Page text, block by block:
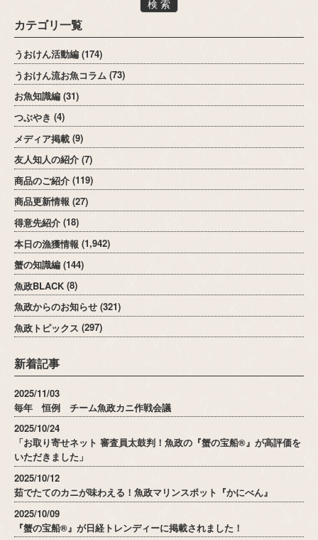
検 索
カテゴリ一覧
うおけん活動編 (174)
うおけん流お魚コラム (73)
お魚知識編 (31)
つぶやき (4)
メディア掲載 (9)
友人知人の紹介 (7)
商品のご紹介 (119)
商品更新情報 (27)
得意先紹介 (18)
本日の漁獲情報 (1,942)
蟹の知識編 (144)
魚政BLACK (8)
魚政からのお知らせ (321)
魚政トピックス (297)
新着記事
2025/11/03
毎年 恒例 チーム魚政カニ作戦会議
2025/10/24
「お取り寄せネット 審査員太鼓判！魚政の『蟹の宝船®』が高評価を
いただきました」
2025/10/12
茹でたてのカニが味わえる！魚政マリンスポット『かにべん』
2025/10/09
『蟹の宝船®』が日経トレンディーに掲載されました！